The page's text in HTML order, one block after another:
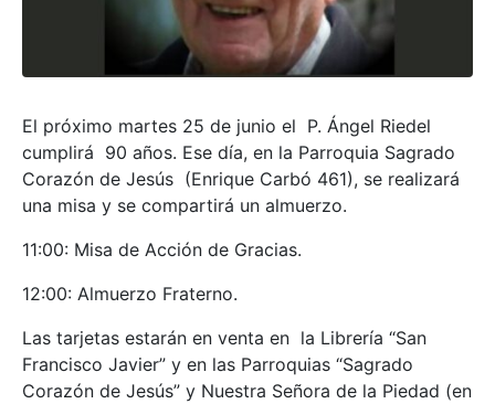
El próximo martes 25 de junio el P. Ángel Riedel
cumplirá 90 años. Ese día, en la Parroquia Sagrado
Corazón de Jesús (Enrique Carbó 461), se realizará
una misa y se compartirá un almuerzo.
11:00: Misa de Acción de Gracias.
12:00: Almuerzo Fraterno.
Las tarjetas estarán en venta en la Librería “San
Francisco Javier” y en las Parroquias “Sagrado
Corazón de Jesús” y Nuestra Señora de la Piedad (en